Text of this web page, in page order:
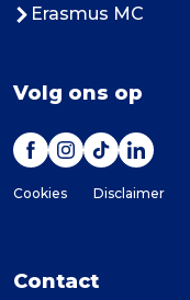
Erasmus MC
Volg ons op
Cookies Disclaimer
Contact